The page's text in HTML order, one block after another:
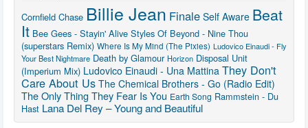
Cornfield Chase Billie Jean Finale Self Aware Beat
It Bee Gees - Stayin' Alive Styles Of Beyond - Nine Thou
(superstars Remix) Where Is My Mind (The Pixies) Ludovico Einaudi - Fly
Your Best Nightmare Death by Glamour Horizon Disposal Unit
(Imperium Mix) Ludovico Einaudi - Una Mattina They Don't
Care About Us The Chemical Brothers - Go (Radio Edit)
The Only Thing They Fear Is You Earth Song Rammstein - Du
Hast Lana Del Rey – Young and Beautiful